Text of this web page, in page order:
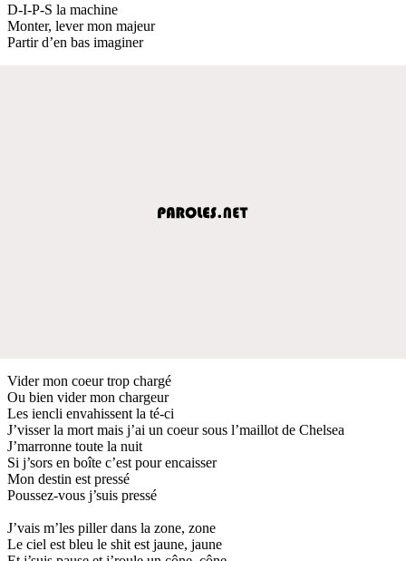
D-I-P-S la machine
Monter, lever mon majeur
Partir d’en bas imaginer
Vider mon coeur trop chargé
Ou bien vider mon chargeur
Les iencli envahissent la té-ci
J’visser la mort mais j’ai un coeur sous l’maillot de Chelsea
J’marronne toute la nuit
Si j’sors en boîte c’est pour encaisser
Mon destin est pressé
Poussez-vous j’suis pressé
J’vais m’les piller dans la zone, zone
Le ciel est bleu le shit est jaune, jaune